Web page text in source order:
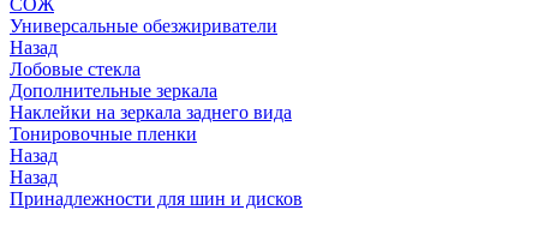
СОЖ
Универсальные обезжириватели
Назад
Лобовые стекла
Дополнительные зеркала
Наклейки на зеркала заднего вида
Тонировочные пленки
Назад
Назад
Принадлежности для шин и дисков